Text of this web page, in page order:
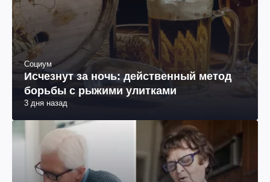
Социум
Исчезнут за ночь: действенный метод
борьбы с рыжими улитками
3 дня назад